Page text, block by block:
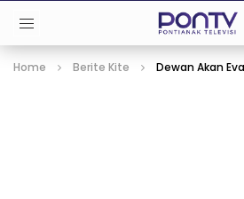
Home Berite Kite Dewan Akan